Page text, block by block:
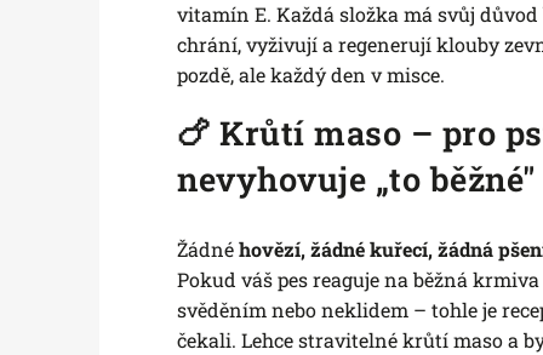
vitamín E. Každá složka má svůj důvod
chrání, vyživují a regenerují klouby
pozdě, ale každý den v misce.
🍗 Krůtí maso – pro
nevyhovuje „to běžné"
Žádnéhovězí, žádné kuřecí, žádná
Pokud váš pes reaguje na běžná
svěděním nebo neklidem – tohle je
čekali. Lehce stravitelné krůtí maso a